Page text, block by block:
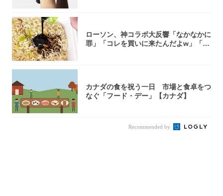
ローソン、神コラボ大反響「なかなかに
罪」「コレを買いに来たんだよw」「３
カナダの食を祝う一日 市場と食卓をつ
なぐ「フード・デー」【カナダ】
Recommended by